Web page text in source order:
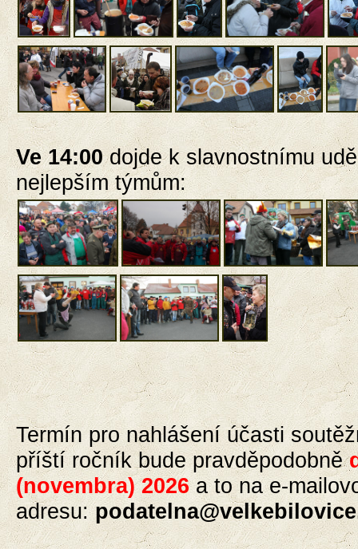
Ve 14:00dojde k slavnostnímu
nejlepším týmům:
Termín pro nahlášení účasti
příští ročník bude pravděpodobně
(novembra) 2026 a to na e-
adresu: